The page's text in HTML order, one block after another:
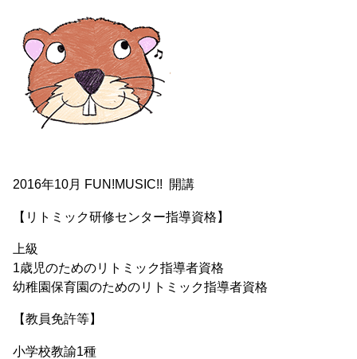
2016年10月 FUN!MUSIC!! 開講
【リトミック研修センター指導資格】
上級
1歳児のためのリトミック指導者資格
幼稚園保育園のためのリトミック指導者資格
【教員免許等】
小学校教諭1種